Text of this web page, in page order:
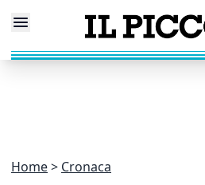
Home Cronaca